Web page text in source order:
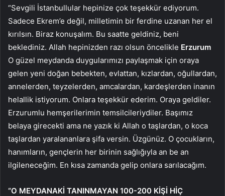
“Sevgili İstanbullular hepinize çok teşekkür ediyorum.
Sadece Ekrem’e değil, milletimin bir ferdine uzanan her el
kırılsın. Biraz konuşalım. Bu saatte geldiniz, beni
beklediniz. Allah hepinizden razı olsun öncelikle Erzurum
O güzel meydanda duygularımızı paylaşmak için oraya
gelen yeni doğan bebekten, evlattan, kızlardan, oğullardan,
annelerden, teyzelerden, amcalardan, kardeşlerden inanın
helallik istiyorum. Onlara teşekkür ederim. Oraya geldiler.
Erzurumlu hemşerilerimin temsilcileriydiler. Başımız
belaya girecekti ama ne yazık ki Allah o taşlardan, o koca
taşlardan yaralananlara şifa versin. Üzgünüz. O çocukların,
hanımların, gençlerin her birinin sağlığıyla an be an
ilgileneceğim. En kısa zamanda gelip onlara sarılacağım.
“O MEYDANAKİ TANINMAYAN 100-200 KİŞİ HİÇ